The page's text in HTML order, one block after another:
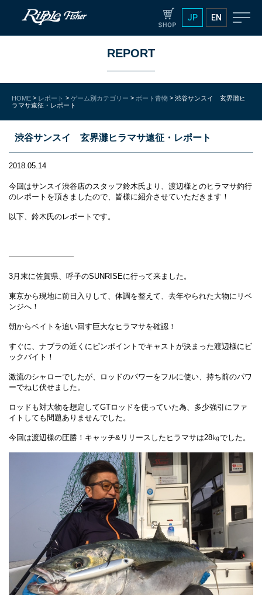
JP EN
REPORT
HOME > レポート > ゲーム別カテゴリー > ボート青物 > 渋谷サンスイ 玄界灘ヒ
ラマサ遠征・レポート
渋谷サンスイ 玄界灘ヒラマサ遠征・レポート
2018.05.14
今回はサンスイ渋谷店のスタッフ鈴木氏より、渡辺様とのヒラマサ釣行
のレポートを頂きましたので、皆様に紹介させていただきます！
以下、鈴木氏のレポートです。
————————–
3月末に佐賀県、呼子のSUNRISEに行って来ました。
東京から現地に前日入りして、体調を整えて、去年やられた大物にリベ
ンジへ！
朝からベイトを追い回す巨大なヒラマサを確認！
すぐに、ナブラの近くにピンポイントでキャストが決まった渡辺様にビ
ックバイト！
激流のシャローでしたが、ロッドのパワーをフルに使い、持ち前のパワ
ーでねじ伏せました。
ロッドも対大物を想定してGTロッドを使っていた為、多少強引にファ
イトしても問題ありませんでした。
今回は渡辺様の圧勝！キャッチ&リリースしたヒラマサは28㎏でした。